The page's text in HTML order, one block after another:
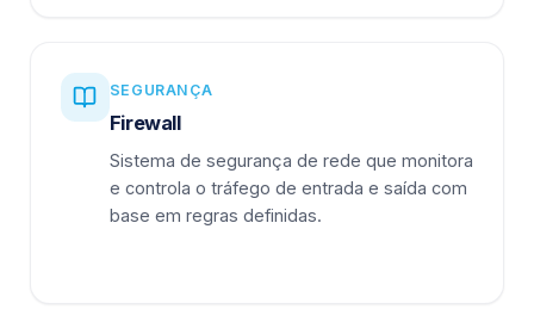
SEGURANÇA
Firewall
Sistema de segurança de rede que monitora
e controla o tráfego de entrada e saída com
base em regras definidas.